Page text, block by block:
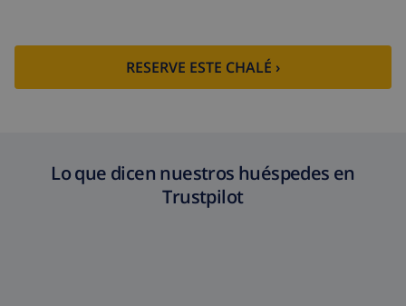
RESERVE ESTE CHALÉ ›
Lo que dicen nuestros huéspedes en
Trustpilot